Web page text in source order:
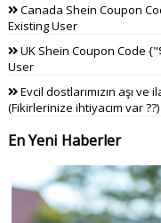
Canada Shein Coupon
Existing User
UK Shein Coupon Code
User
Evcil dostlarımızın aşı
(Fikirlerinize ihtiyacım var ??)
En Yeni Haberler